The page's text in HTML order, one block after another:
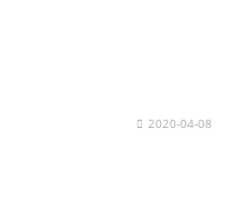
2020-04-08